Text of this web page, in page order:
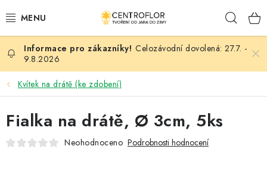
na
SEZÓNNÍ TVOŘENÍ
DŘEVĚNÉ VÝROBKY
MEDAILE
PLACKY A MAGNETKY
Celozávodní dovolená: 27.7. -
9.8.2026
Kvítek na drátě (ke zdobení)
Fialka na drátě, Ø 3cm, 5ks
Neohodnoceno Podrobnosti hodnocení